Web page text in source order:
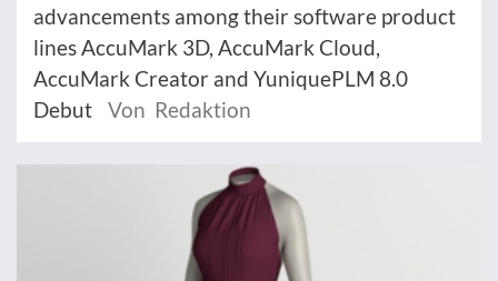
advancements among their software product
lines AccuMark 3D, AccuMark Cloud,
AccuMark Creator and YuniquePLM 8.0
Debut
Von Redaktion